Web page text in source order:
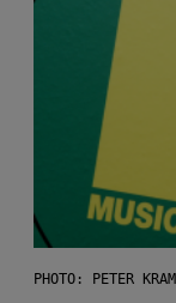
PHOTO: PETER